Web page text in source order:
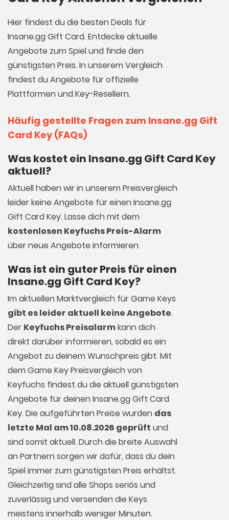
Hier findest du die besten Deals für
Insane.gg Gift Card. Entdecke aktuelle
Angebote zum Spiel und finde den
günstigsten Preis. In unserem Vergleich
findest du Angebote für offizielle
Plattformen und Key-Resellern.
Häufig gestellte Fragen zum Insane.gg Gift
Card Key (FAQs)
Was kostet ein Insane.gg Gift Card Key
aktuell?
Aktuell haben wir in unserem Preisvergleich
leider keine Angebote für einen Insane.gg
Gift Card Key. Lasse dich mit dem
kostenlosen Keyfuchs Preis-Alarm
über neue Angebote informieren.
Was ist ein guter Preis für einen
Insane.gg Gift Card Key?
Im aktuellen Marktvergleich fürGame Keys
gibt es leider aktuell keine Angebote.
Der Keyfuchs Preisalarmkann dich
direkt darüber informieren, sobald es ein
Angebot zu deinem Wunschpreis gibt. Mit
dem Game Key Preisvergleich von
Keyfuchs findest du die aktuell günstigsten
Angebote für deinen Insane.gg Gift Card
Key. Die aufgeführten Preise wurden das
letzte Mal am 10.08.2026 geprüft und
sind somit aktuell. Durch die breite Auswahl
an Partnern sorgen wir dafür, dass du dein
Spiel immer zum günstigsten Preis erhältst.
Gleichzeitig sind alle Shops seriös und
zuverlässig und versenden die Keys
meistens innerhalb weniger Minuten.